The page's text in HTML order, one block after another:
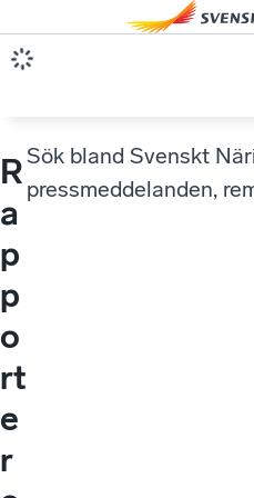
R
a
p
p
o
rt
e
r
Sök bland Svenskt
pressmeddelanden,